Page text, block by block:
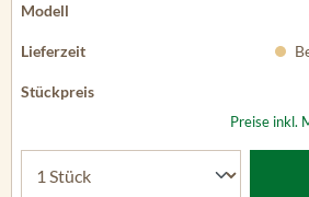
Preise inkl.